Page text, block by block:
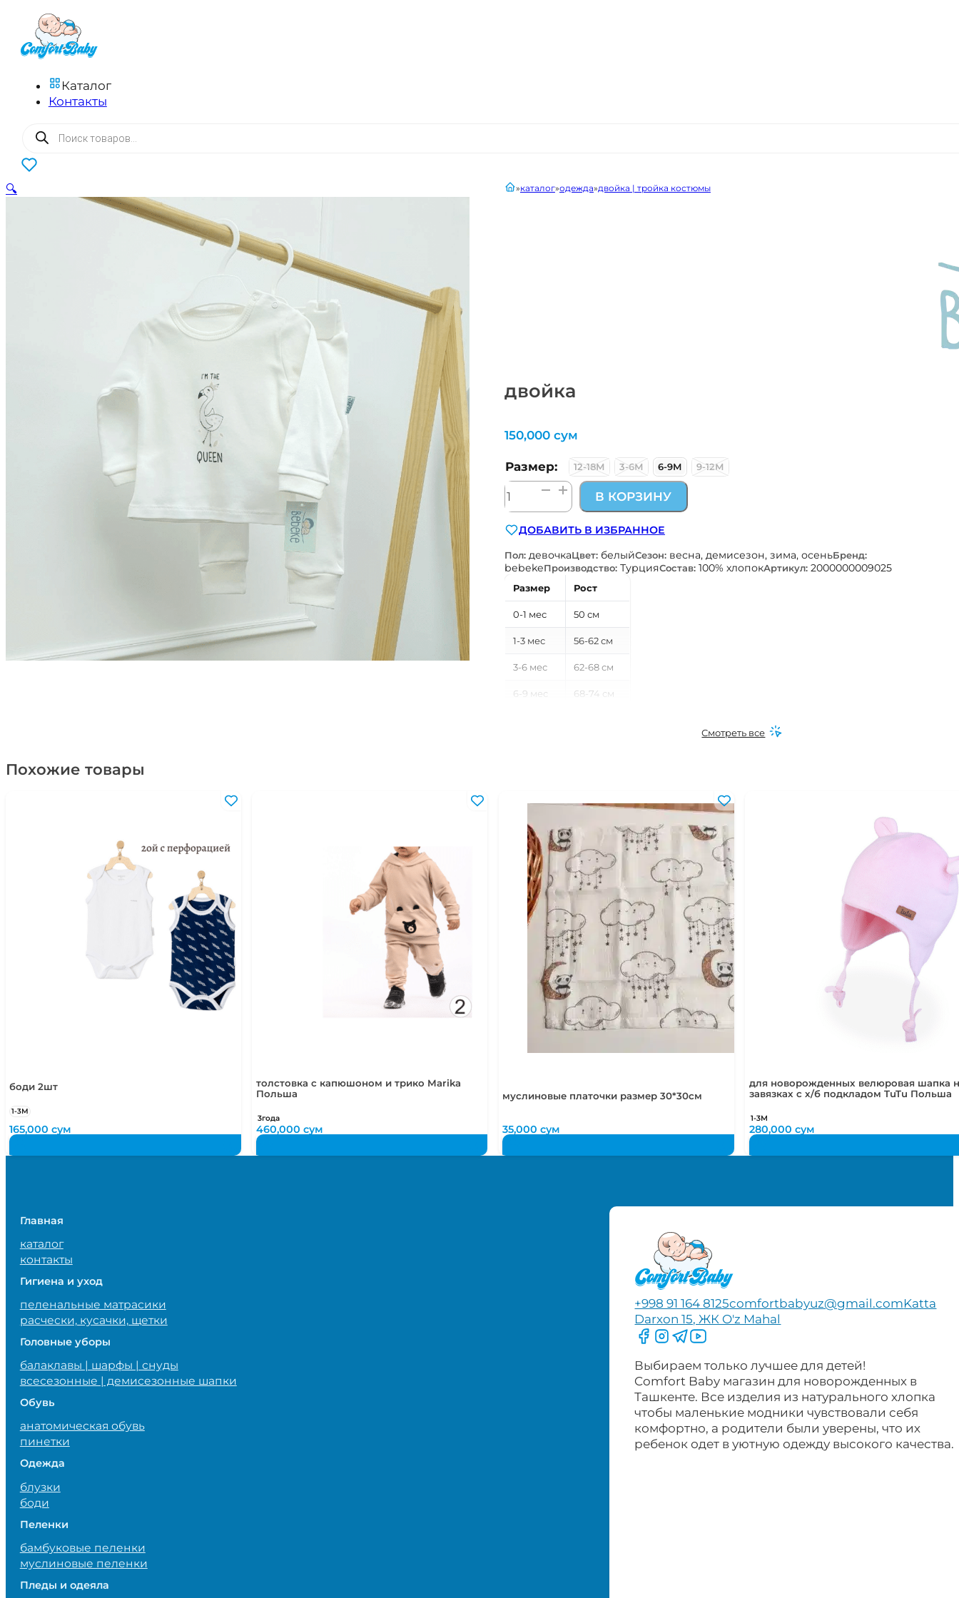
Каталог
Контакты
Поиск
товаров
0
двойка
главнаякаталог одежда двойка | тройка костюмы
150,000 сум
Размер: 12-18М 3-6М 6-9М 9-12М
Количество
товара
В КОРЗИНУ
ДОБАВИТЬ В ИЗБРАННОЕ
Пол: девочкаЦвет: белыйСезон: весна, демисезон, зима, осеньБренд:
bebekeПроизводство: ТурцияСостав: 100% хлопокАртикул: 2000000009025
Размер Рост
0-1 мес 50 см
1-3 мес 56-62 см
3-6 мес 62-68 см
6-9 мес 68-74 см
3-4 года 98-104 см
4-5 лет 104-110 см
5-6 лет 110-116 см
Смотреть все
🔍
Похожие товары
боди 2шт
1-3М
165,000сум
толстовка с капюшоном и трико Marika
Польша
3года
460,000 сум
муслиновые платочки размер 30*30см
35,000сум
для новорожденных велюровая шапка
завязках с х/б подкладом TuTu Польша
1-3М
280,000 сум
Главная
каталог
контакты
Гигиена и уход
пеленальные матрасики
расчески, кусачки, щетки
Головные уборы
балаклавы | шарфы | снуды
всесезонные | демисезонные шапки
Обувь
анатомическая обувь
пинетки
Одежда
блузки
боди
Пеленки
бамбуковые пеленки
муслиновые пеленки
Пледы и одеяла
+998 91 164 8125comfortbabyuz@gmail.comKatta
Darxon 15, ЖК O'z Mahal
Следите за нами на Facebook
Следите за нами в Instagram
Следите за нами в Telegram
Следите за нами в YouTube
Выбираем только лучшее для детей!
Comfort Baby магазин для новорожденных в
Ташкенте. Все изделия из натурального хлопка
чтобы маленькие модники чувствовали себя
комфортно, а родители были уверены, что их
ребенок одет в уютную одежду высокого качества.